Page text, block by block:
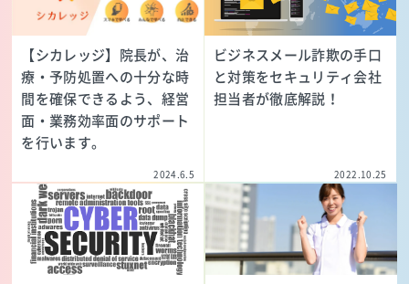
【シカレッジ】院長が、治
療・予防処置への十分な時
間を確保できるよう、経営
面・業務効率面のサポート
を行います。
2024.6.5
ビジネスメール詐欺の手口
と対策をセキュリティ会社
担当者が徹底解説！
2022.10.25